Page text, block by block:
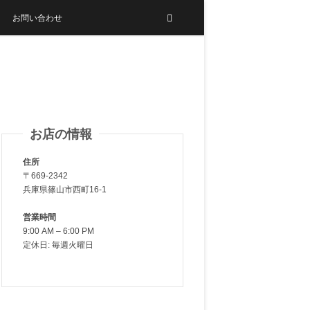
お問い合わせ
お店の情報
住所
〒669-2342
兵庫県篠山市西町16-1
営業時間
9:00 AM – 6:00 PM
定休日: 毎週火曜日